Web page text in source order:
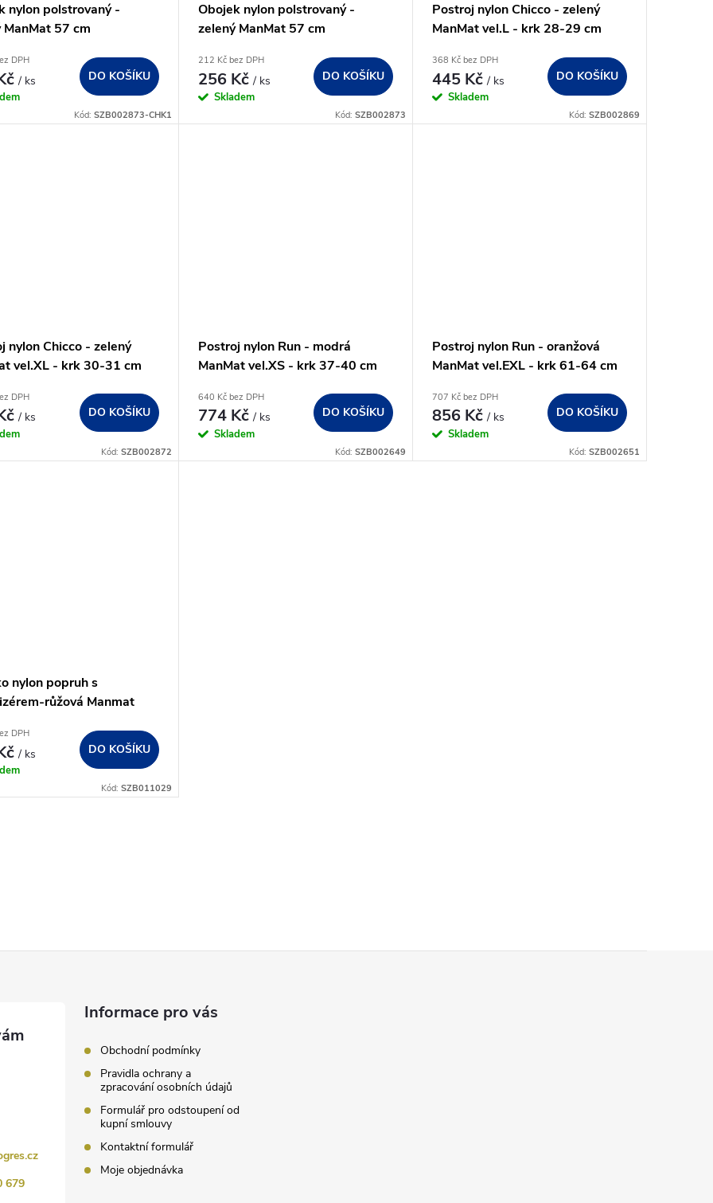
nylon polstrovaný -
ManMat 57 cm
DPH
/ ks DO KOŠÍKU
Kód: SZB002873-CHK1
Obojek nylon polstrovaný -
zelený ManMat 57 cm
212 Kč bez DPH
256 Kč/ ks
Skladem
DO KOŠÍKU
Kód: SZB002873
Postroj nylon Chicco - zelený
ManMat vel.L - krk 28-29 cm
368 Kč bez DPH
445 Kč/ ks
Skladem
DO KOŠÍKU
Kód: SZB002869
nylon Chicco - zelený
vel.XL - krk 30-31 cm
DPH
/ ks DO KOŠÍKU
Kód: SZB002872
Postroj nylon Run - modrá
ManMat vel.XS - krk 37-40 cm
640 Kč bez DPH
774 Kč/ ks
Skladem
DO KOŠÍKU
Kód: SZB002649
Postroj nylon Run - oranžová
ManMat vel.EXL - krk 61-64 cm
707 Kč bez DPH
856 Kč/ ks
Skladem
DO KOŠÍKU
Kód: SZB002651
nylon popruh s
růžová Manmat
DPH
/ ks DO KOŠÍKU
Kód: SZB011029
679
Informace pro vás
Obchodní podmínky
Pravidla ochrany a
zpracování osobních údajů
Formulář pro odstoupení od
kupní smlouvy
Kontaktní formulář
Moje objednávka